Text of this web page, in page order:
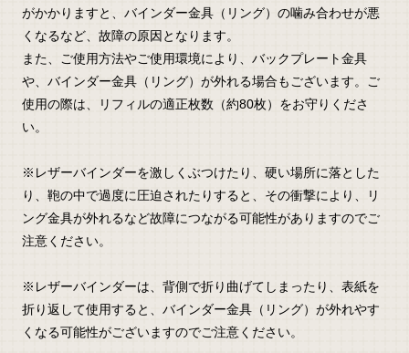
がかかりますと、バインダー金具（リング）の噛み合わせが悪
くなるなど、故障の原因となります。
また、ご使用方法やご使用環境により、バックプレート金具
や、バインダー金具（リング）が外れる場合もございます。ご
使用の際は、リフィルの適正枚数（約80枚）をお守りくださ
い。
※レザーバインダーを激しくぶつけたり、硬い場所に落とした
り、鞄の中で過度に圧迫されたりすると、その衝撃により、リ
ング金具が外れるなど故障につながる可能性がありますのでご
注意ください。
※レザーバインダーは、背側で折り曲げてしまったり、表紙を
折り返して使用すると、バインダー金具（リング）が外れやす
くなる可能性がございますのでご注意ください。